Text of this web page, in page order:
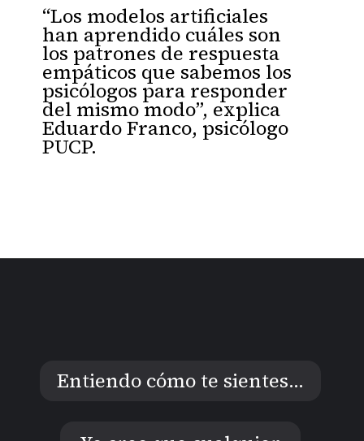
“Los modelos artificiales
han aprendido cuáles son
los patrones de respuesta
empáticos que sabemos los
psicólogos para responder
del mismo modo”, explica
Eduardo Franco, psicólogo
PUCP.
Entiendo cómo te sientes…